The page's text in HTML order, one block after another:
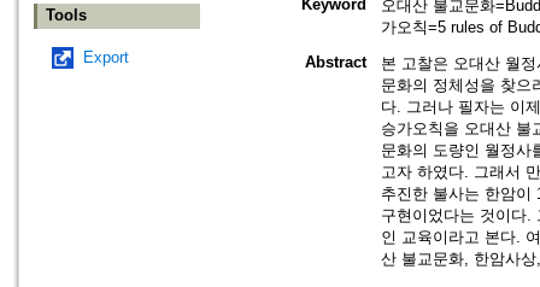
Tools
Export
Keyword
오대산 불교문화
가오칙=5 rules of
Abstract
본 고찰은 오대산 월
문화의 정체성을 찾으
다. 그러나 필자는 이
승가오칙을 오대산 불
문화의 도량인 월정사
고자 하였다. 그래서
추진한 불사는 한암이
구현이었다는 것이다.
인 교육이라고 본다.
산 불교문화, 한암사